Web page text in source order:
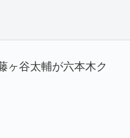
ヶ谷太輔が六本木ク